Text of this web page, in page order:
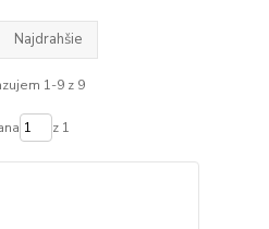
Najdrahšie
1-9 z 9
z 1